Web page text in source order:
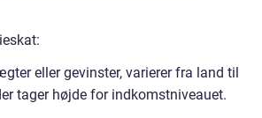
eller gevinster, varierer fra land til
tager højde for indkomstniveauet.